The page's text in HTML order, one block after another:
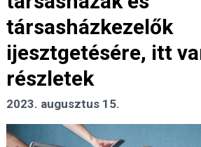
társasházkezelők
ijesztgetésére, itt
részletek
2023. augusztus 15.